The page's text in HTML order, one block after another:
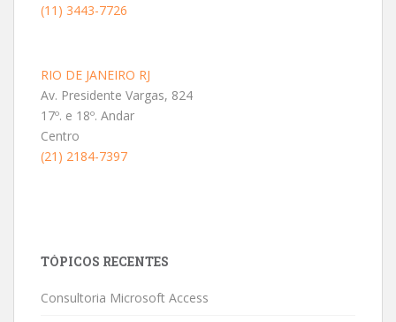
(11) 3443-7726
RIO DE JANEIRO RJ
Av. Presidente Vargas, 824
17º. e 18º. Andar
Centro
(21) 2184-7397
TÓPICOS RECENTES
Consultoria Microsoft Access